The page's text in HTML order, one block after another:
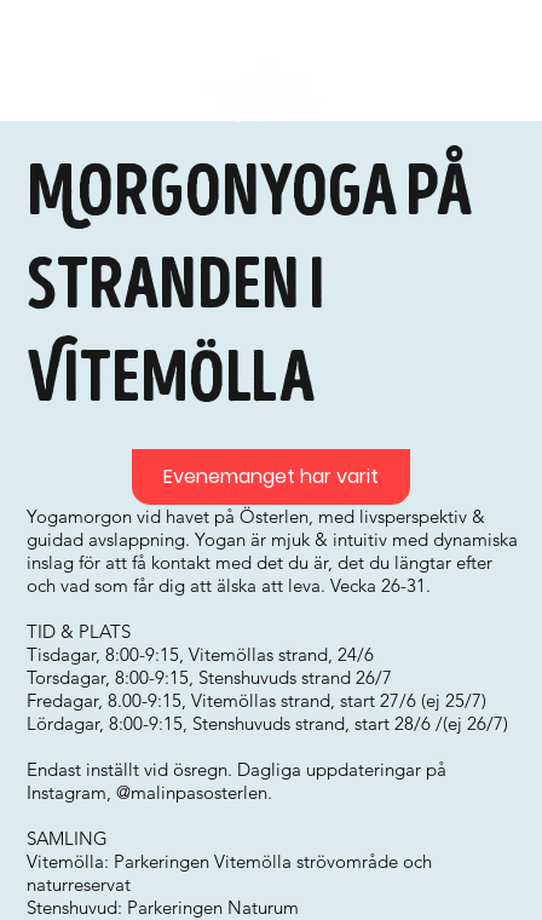
Morgonyoga på
stranden i
Vitemölla
Yogamorgon vid havet på Österlen, med livsperspektiv &
guidad avslappning. Yogan är mjuk & intuitiv med dynamiska
inslag för att få kontakt med det du är, det du längtar efter
och vad som får dig att älska att leva. Vecka 26-31.
TID & PLATS
Tisdagar, 8:00-9:15, Vitemöllas strand, 24/6
Torsdagar, 8:00-9:15, Stenshuvuds strand 26/7
Fredagar, 8.00-9:15, Vitemöllas strand, start 27/6 (ej 25/7)
Lördagar, 8:00-9:15, Stenshuvuds strand, start 28/6 /(ej 26/7)
Endast inställt vid ösregn. Dagliga uppdateringar på
Instagram, @malinpasosterlen.
SAMLING
Vitemölla: Parkeringen Vitemölla strövområde och
naturreservat
Stenshuvud: Parkeringen Naturum
Evenemanget har varit